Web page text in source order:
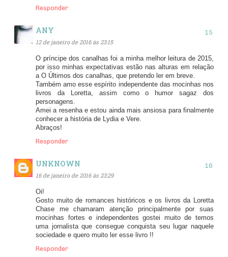
Responder
ANY
12 de janeiro de 2016 às 23:15
O príncipe dos canalhas foi a minha melhor leitura de 2015,
por isso minhas expectativas estão nas alturas em relação
a O Últimos dos canalhas, que pretendo ler em breve.
Também amo esse espírito independente das mocinhas nos
livros da Loretta, assim como o humor sagaz dos
personagens.
Amei a resenha e estou ainda mais ansiosa para finalmente
conhecer a história de Lydia e Vere.
Abraços!
Responder
UNKNOWN
16 de janeiro de 2016 às 23:29
Oi!
Gosto muito de romances históricos e os livros da Loretta
Chase me chamaram atenção principalmente por suas
mocinhas fortes e independentes gostei muito de temos
uma jornalista que consegue conquista seu lugar naquele
sociedade e quero muito ler esse livro !!
Responder